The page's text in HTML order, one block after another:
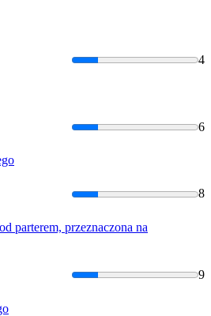
4
6
8
parterem, przeznaczona na
9